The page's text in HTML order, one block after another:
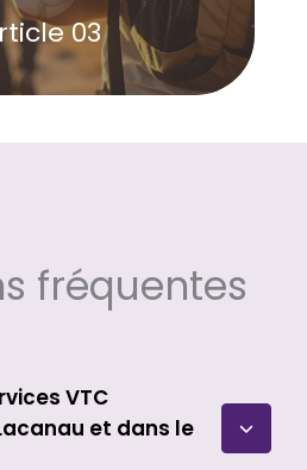
03
fréquentes
VTC
et dans le